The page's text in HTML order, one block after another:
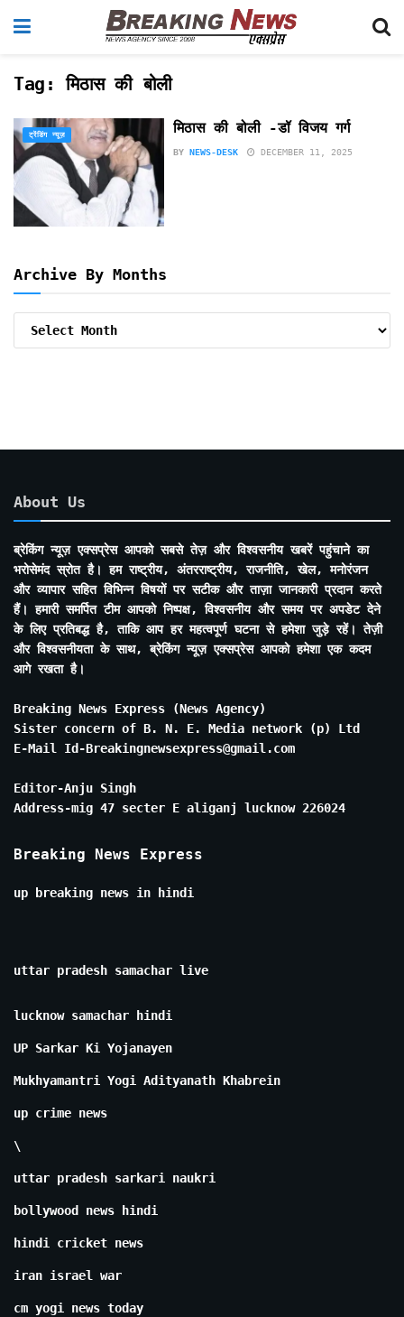
Tag:मिठास की बोली
ट्रेंडिंग न्यूज़ मिठास की बोली -डॉ विजय गर्ग
BY NEWS-DESK DECEMBER 11, 2025
Archive By Months
About Us
ब्रेकिंग न्यूज़ एक्सप्रेस आपको सबसे तेज़ और विश्वसनीय खबरें पहुंचाने का
भरोसेमंद स्रोत है। हम राष्ट्रीय, अंतरराष्ट्रीय, राजनीति, खेल, मनोरंजन
और व्यापार सहित विभिन्न विषयों पर सटीक और ताज़ा जानकारी प्रदान करते
हैं। हमारी समर्पित टीम आपको निष्पक्ष, विश्वसनीय और समय पर अपडेट देने
के लिए प्रतिबद्ध है, ताकि आप हर महत्वपूर्ण घटना से हमेशा जुड़े रहें। तेज़ी
और विश्वसनीयता के साथ, ब्रेकिंग न्यूज़ एक्सप्रेस आपको हमेशा एक कदम
आगे रखता है।
Breaking News Express (News Agency)
Sister concern of B. N. E. Media network (p) Ltd
E-Mail Id-Breakingnewsexpress@gmail.com
Editor-Anju Singh
Address-mig 47 secter E aliganj lucknow 226024
Breaking News Express
up breaking news in hindi
uttar pradesh samachar live
lucknow samachar hindi
UP Sarkar Ki Yojanayen
Mukhyamantri Yogi Adityanath Khabrein
up crime news
\
uttar pradesh sarkari naukri
bollywood news hindi
hindi cricket news
iran israel war
cm yogi news today